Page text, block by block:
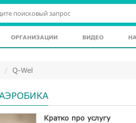
ОРГАНИЗАЦИИ ВИДЕО
Q-Wel
Кратко про услугу